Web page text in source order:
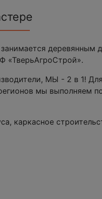
деревянным
«ТверьАгроСтрой».
МЫ - 2 в 1!
мы выполняем